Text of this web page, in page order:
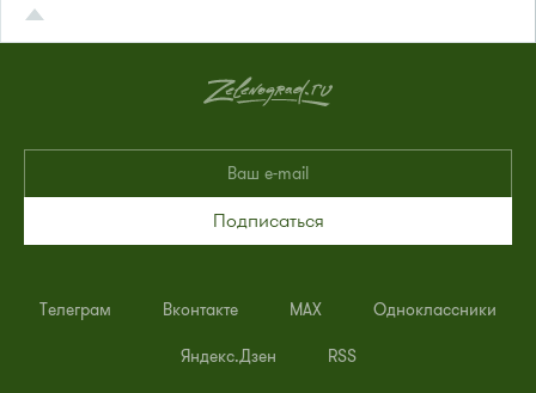
Подписаться
Телеграм Вконтакте MAX Одноклассники
Яндекс.Дзен RSS